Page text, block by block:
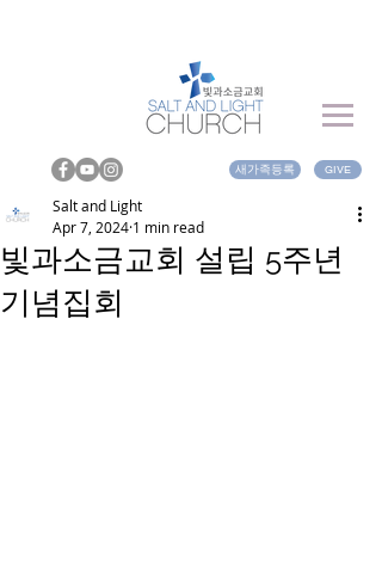
새가족등록 GIVE
빛과소금교회 설립 5주년
기념집회
Salt and Light
Apr 7, 2024 1 min read